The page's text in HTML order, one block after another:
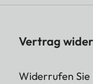
Vertrag
Widerrufen